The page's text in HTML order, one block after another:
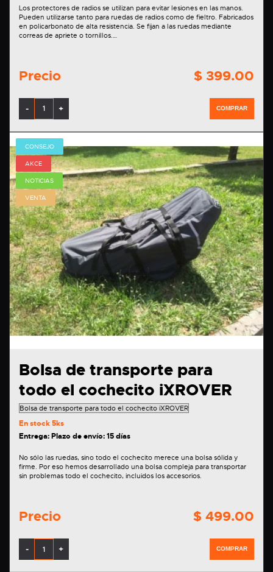
Los protectores de radios se utilizan para evitar lesiones en las manos.
Pueden utilizarse tanto para ruedas de radios como de fieltro. Fabricados
en policarbonato de alta resistencia. Se fijan a las ruedas mediante
correas de apriete o tornillos.…
Precio $ 399.00
- + COMPRAR
CONSEJO
AKCE
NOTICIAS
VENTA
Bolsa de transporte para
todo el cochecito iXROVER
En stock5ks
Entrega: Plazo de envío: 15 días
No sólo las ruedas, sino todo el cochecito merece una bolsa sólida y
firme. Por eso hemos desarrollado una bolsa compleja para transportar
sin problemas todo el cochecito, incluidos los accesorios.
Precio $ 499.00
- + COMPRAR